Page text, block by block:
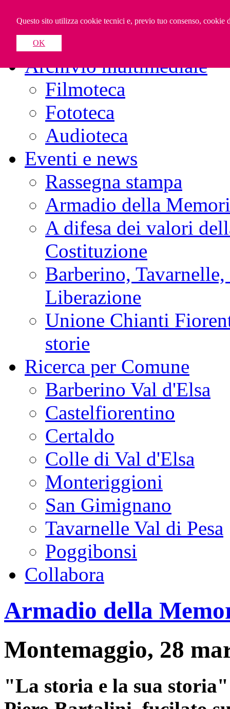
Home
Il progetto
Archivio multimediale
Filmoteca
Fototeca
Audioteca
Eventi e news
Rassegna stampa
Armadio della
A difesa dei valori
Costituzione
Barberino, Tavarnelle,
Liberazione
Unione Chianti
storie
Ricerca per Comune
Barberino Val d'Elsa
Castelfiorentino
Certaldo
Colle di Val d'Elsa
Monteriggioni
San Gimignano
Tavarnelle Val di Pesa
Poggibonsi
Collabora
Armadio della
Montemaggio, 28
"La storia e la sua
Questo sito utilizza cookie tecnici e, previo tuo consenso, cookie
OK